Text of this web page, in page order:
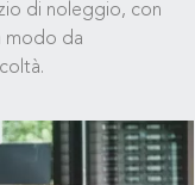
di noleggio, con
modo da